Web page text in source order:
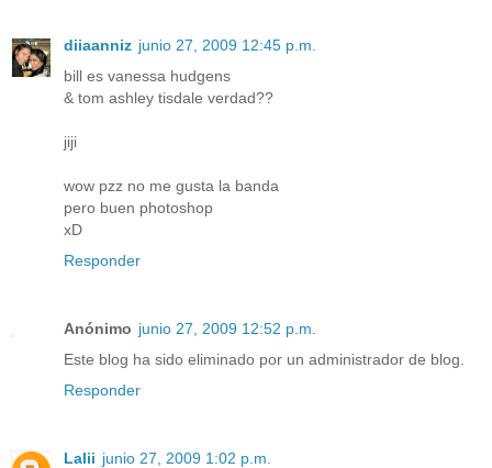
diiaanniz junio 27, 2009 12:45 p.m.
bill es vanessa hudgens
& tom ashley tisdale verdad??
jiji
wow pzz no me gusta la banda
pero buen photoshop
xD
Responder
Anónimo junio 27, 2009 12:52 p.m.
Este blog ha sido eliminado por un administrador de blog.
Responder
Lalii junio 27, 2009 1:02 p.m.